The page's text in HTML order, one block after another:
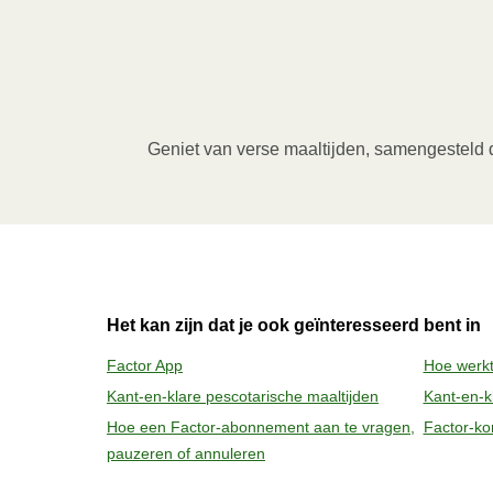
Verwijder de kartonnen sleeve en prik
verwijderen van de folie. Pas bij het
daarna nog 1 minuut rusten voor het
Geniet van verse maaltijden,
Het kan zijn dat je ook geïnteresseerd bent in
Factor App Hoe
Kant-en-klare pescotarische maaltijden
Kant-en-
Hoe een Factor-abonnement aan te vragen,
pauzeren of annuleren
Factor-